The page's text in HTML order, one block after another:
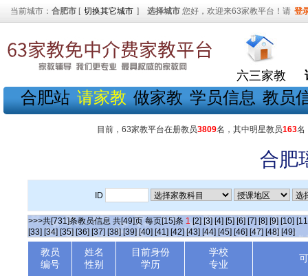
当前城市： 合肥市 [ 切换其它城市 ] 选择城市 您好，欢迎来63家教平台！请 登
六三家教
合肥站 请家教 做家教 学员信息 教员
目前，63家教平台在册教员3809名，其中明星教员163名
合肥
ID
>>>共[731]条教员信息 共[49]页 每页[15]条 1 [2] [3] [4] [5] [6] [7] [8] [9] [10]
[33] [34] [35] [36] [37] [38] [39] [40] [41] [42] [43] [44] [45] [46] [47] [48] [49]
教员
编号
姓名
性别
目前身份
学历
学校
专业